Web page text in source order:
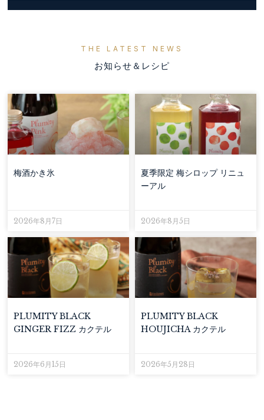
THE LATEST NEWS
お知らせ＆レシピ
梅酒かき氷
2026年8月7日
夏季限定 梅シロップ リニュ
ーアル
2026年8月5日
PLUMITY BLACK
GINGER FIZZ カクテル
2026年6月15日
PLUMITY BLACK
HOUJICHA カクテル
2026年5月28日